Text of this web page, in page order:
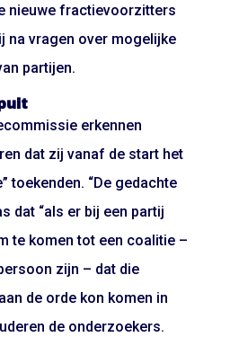
nieuwe fractievoorzitters
na vragen over mogelijke
partijen.
erkennen
dat zij vanaf de start het
toekenden. “De gedachte
dat “als er bij een partij
te komen tot een coalitie –
zijn – dat die
de orde kon komen in
de onderzoekers.